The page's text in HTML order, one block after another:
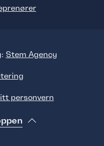
Stem Agency
personvern